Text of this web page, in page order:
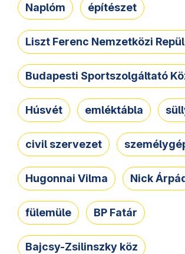
Naplóm építészet
Liszt Ferenc Nemzetközi
Budapesti Sportszolgáltató
Húsvét emléktábla
civil szervezet
Hugonnai Vilma Nick
fülemüle BP Fatár
Bajcsy-Zsilinszky köz